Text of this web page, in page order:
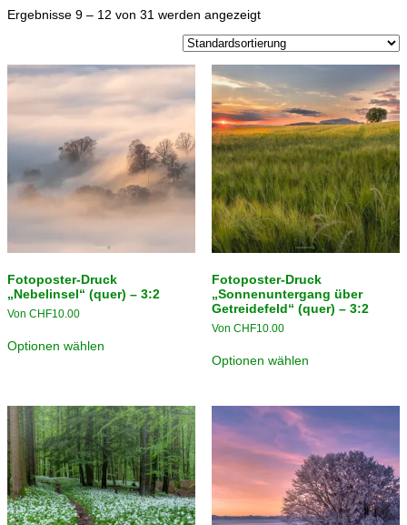
Ergebnisse 9 – 12 von 31 werden angezeigt
Fotoposter-Druck
„Nebelinsel“ (quer) – 3:2
Von CHF10.00
Optionen wählen
Fotoposter-Druck
„Sonnenuntergang über
Getreidefeld“ (quer) – 3:2
Von CHF10.00
Optionen wählen